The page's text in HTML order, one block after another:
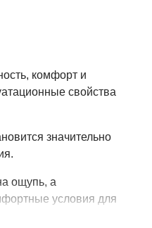
комфорт и
свойства
значительно
ощупь, а
условия для